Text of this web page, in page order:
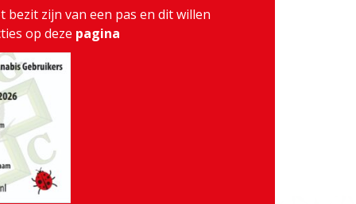
bezit zijn van een pas en dit willen
op deze pagina